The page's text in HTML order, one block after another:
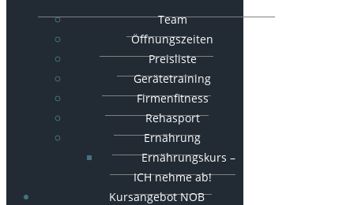
Team
Öffnungszeiten
Preisliste
Gerätetraining
Firmenfitness
Rehasport
Ernährung
Ernährungskurs –
ICH nehme ab!
Kursangebot NOB